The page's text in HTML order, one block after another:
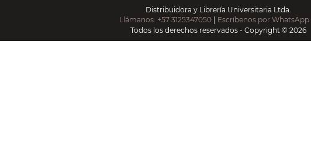
Distribuidora y Librería Universitaria Ltda.
Llámanos: +57 3125347050
Escríbenos por WhatsApp:
Todos los derechos reservados - Copyright © 2026